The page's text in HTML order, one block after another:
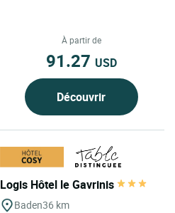
À partir de
91.27 USD
Découvrir
Logis Hôtel le Gavrinis
Baden36 km